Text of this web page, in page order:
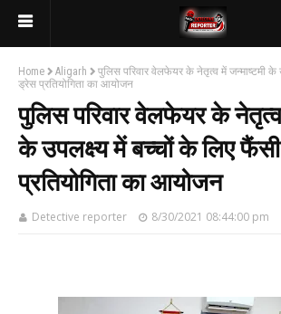
Home Aligarh
पुलिस परिवार वेलफेयर के नेतृत्व में जन्माष्टमी के
ड्रेस प्रतियोगिता का आयोजन
पुलिस परिवार वेलफेयर के नेतृत्व
के उपलक्ष्य में बच्चों के लिए
प्रतियोगिता का आयोजन
Detective reporter 8/30/2021 08:44:00 pm